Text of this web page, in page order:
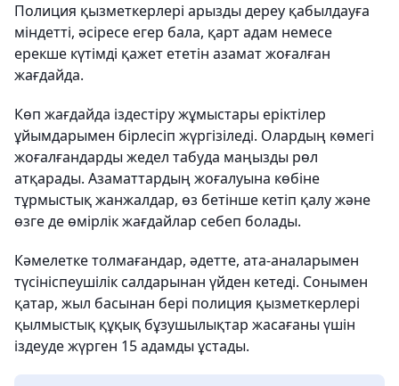
Полиция қызметкерлері арызды дереу қабылдауға
міндетті, әсіресе егер бала, қарт адам немесе
ерекше күтімді қажет ететін азамат жоғалған
жағдайда.
Көп жағдайда іздестіру жұмыстары еріктілер
ұйымдарымен бірлесіп жүргізіледі. Олардың көмегі
жоғалғандарды жедел табуда маңызды рөл
атқарады. Азаматтардың жоғалуына көбіне
тұрмыстық жанжалдар, өз бетінше кетіп қалу және
өзге де өмірлік жағдайлар себеп болады.
Кәмелетке толмағандар, әдетте, ата-аналарымен
түсініспеушілік салдарынан үйден кетеді. Сонымен
қатар, жыл басынан бері полиция қызметкерлері
қылмыстық құқық бұзушылықтар жасағаны үшін
іздеуде жүрген 15 адамды ұстады.